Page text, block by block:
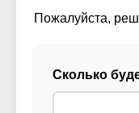
Пожалуйста,
Сколько